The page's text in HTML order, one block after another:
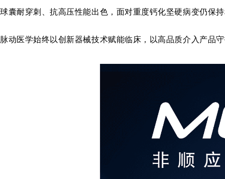
球囊耐穿刺、抗高压性能出色，面对重度钙化坚硬病变仍保
脉动医学始终以创新器械技术赋能临床，以高品质介入产品